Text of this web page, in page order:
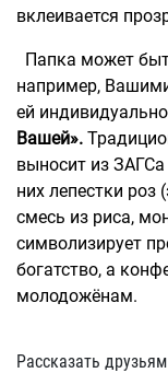
вклеивается
Папка может
например,
ей
Вашей».
выносит из ЗАГСа
них лепестки роз
смесь из риса,
символизирует
богатство, а
молодожёнам.
Рассказать друзьям